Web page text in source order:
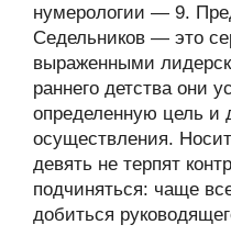
нумерологии — 9.
Седельников — это
выраженными
раннего детства они
определенную цель и
осуществления.
девять не терпят
подчиняться: чаще
добиться